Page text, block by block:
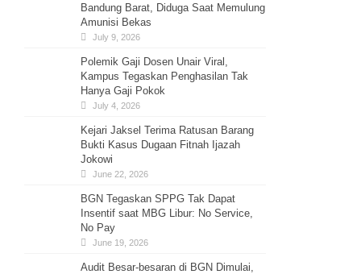
Bandung Barat, Diduga Saat Memulung
Amunisi Bekas
July 9, 2026
Polemik Gaji Dosen Unair Viral,
Kampus Tegaskan Penghasilan Tak
Hanya Gaji Pokok
July 4, 2026
Kejari Jaksel Terima Ratusan Barang
Bukti Kasus Dugaan Fitnah Ijazah
Jokowi
June 22, 2026
BGN Tegaskan SPPG Tak Dapat
Insentif saat MBG Libur: No Service,
No Pay
June 19, 2026
Audit Besar-besaran di BGN Dimulai,